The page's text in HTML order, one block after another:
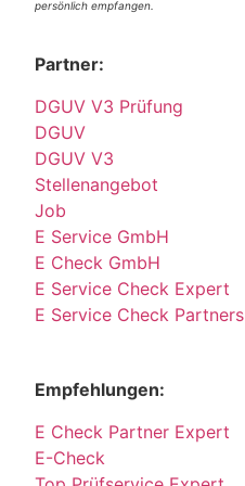
persönlich empfangen.
Partner:
DGUV V3 Prüfung
DGUV
DGUV V3
Stellenangebot
Job
E Service GmbH
E Check GmbH
E Service Check Expert
E Service Check Partners
Empfehlungen:
E Check Partner Expert
E-Check